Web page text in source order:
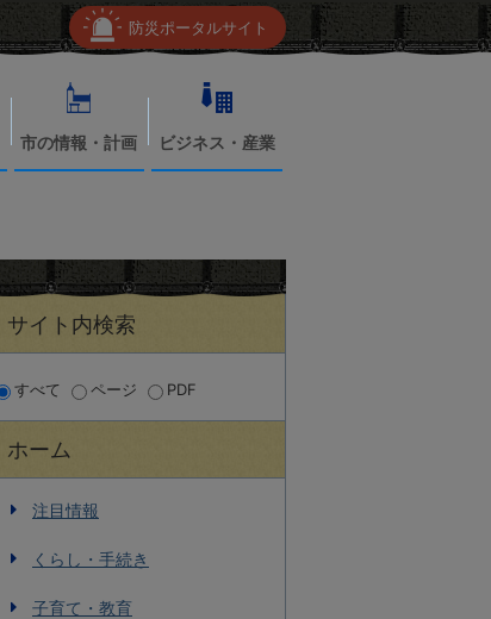
防災ポータルサイト
市の情報・計画 ビジネス・産業
サイト内検索
すべて ページ PDF
ホーム
注目情報
くらし・手続き
子育て・教育